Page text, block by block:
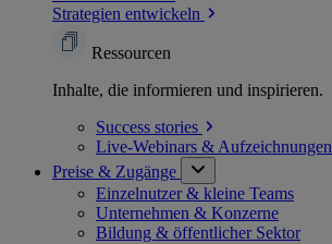
Strategien entwickeln
Ressourcen
Inhalte, die informieren und inspirieren.
Success stories
Live-Webinars & Aufzeichnungen
Preise & Zugänge
Einzelnutzer & kleine Teams
Unternehmen & Konzerne
Bildung & öffentlicher Sektor